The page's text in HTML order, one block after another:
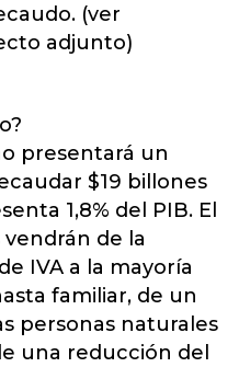
(ver
adjunto)
presentará un
$19 billones
1,8% del PIB. El
de la
IVA a la mayoría
familiar, de un
personas naturales
una reducción del